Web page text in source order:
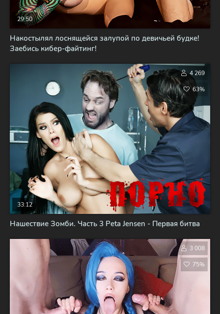
Накостылял лоснящейся залупой по девичьей будке!
Заебись кибер-файтинг!
29:50
Нашествие Зомби. Часть 3 Peta Jensen - Первая битва
33:12
4 269
63%
3 008
75%